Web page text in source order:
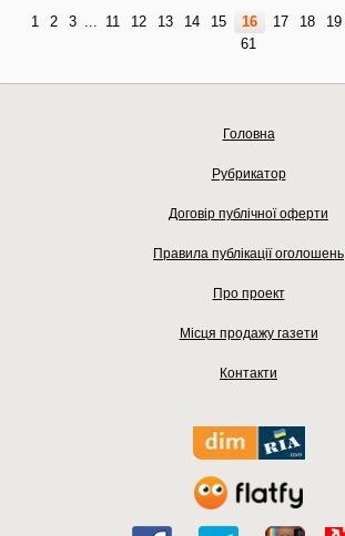
1 2 3 ... 11 12 13 14 15 16 17 18 19
61
Головна
Рубрикатор
Договір публічної оферти
Правила публікації оголошень
Про проект
Місця продажу газети
Контакти